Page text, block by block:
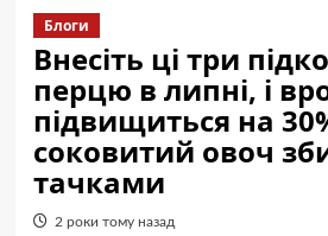
Блоги
Внесіть ці три
перцю в липні, і
підвищиться на
соковитий овоч
тачками
2 роки тому назад